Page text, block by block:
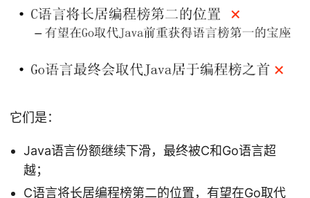
它们是：
Java语言份额继续下滑，最终被C和Go语言超
越；
C语言将长居编程榜第二的位置，有望在Go取代